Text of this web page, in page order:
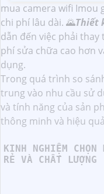
mua camera wifi Imou
chi phí lâu dài. 🌄Thiết
dẫn đến việc phải
phí sửa chữa cao hơn
dụng.
Trong quá trình so
trung vào nhu cầu sử
và tính năng của sản
thông minh và hiệu
KINH NGHIỆM
RẺ VÀ CHẤT LƯỢNG